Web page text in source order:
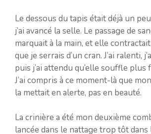
Le dessous du tapis était déjà un
j’ai avancé la selle. Le passage de
marquait à la main, et elle
que je serrais d’un cran. J’ai ralenti,
puis j’ai attendu qu’elle souffle plus
J’ai compris à ce moment-là que
la mettait en alerte, pas en beauté.
La crinière a été mon deuxième
lancée dans le nattage trop tôt dans